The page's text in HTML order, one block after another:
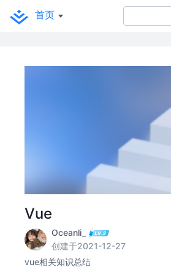
首页
Vue
Oceanli_
创建于2021-12-27
vue相关知识总结